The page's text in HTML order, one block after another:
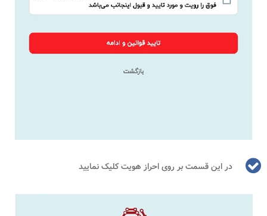
در این قسمت بر روی احراز هویت کلیک نمایید